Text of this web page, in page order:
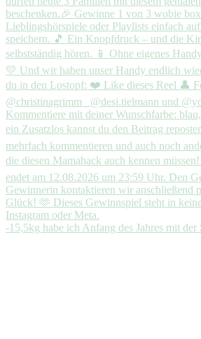
-15,5kg habe ich Anfang des Jahres mit